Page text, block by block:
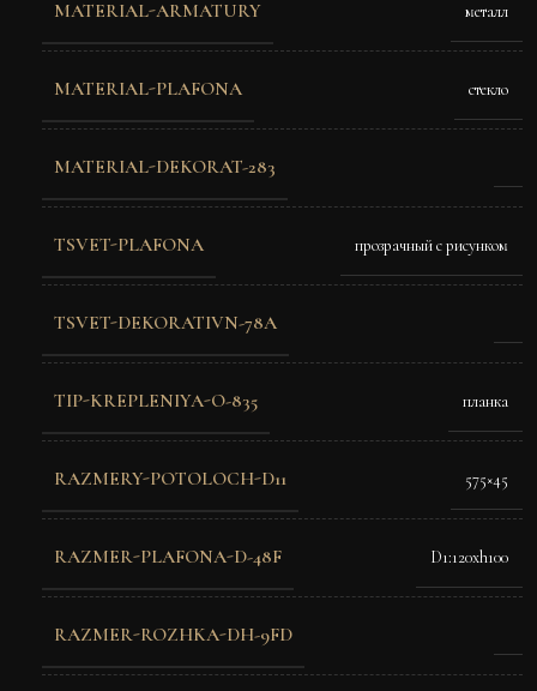
MATERIAL-ARMATURY металл
MATERIAL-PLAFONA стекло
MATERIAL-DEKORAT-283
TSVET-PLAFONA прозрачный с рисунком
TSVET-DEKORATIVN-78A
TIP-KREPLENIYA-O-835 планка
RAZMERY-POTOLOCH-D11 575×45
RAZMER-PLAFONA-D-48F D1:120xh100
RAZMER-ROZHKA-DH-9FD